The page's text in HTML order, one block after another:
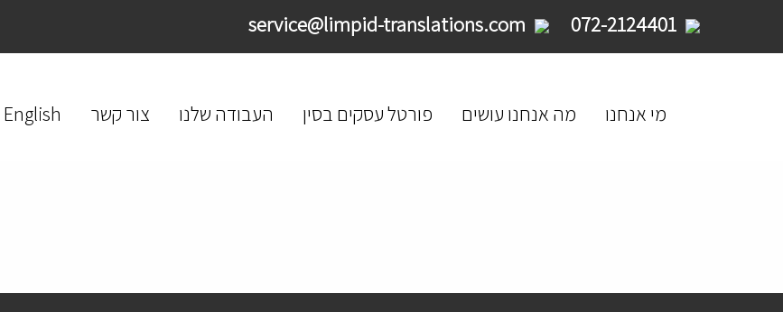
מי אנחנו מה אנחנו עושים פורטל עסקים בסין העבודה שלנו צור קשר English